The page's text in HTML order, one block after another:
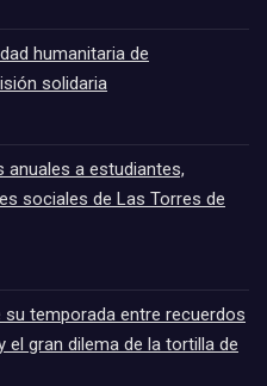
humanitaria de
solidaria
a estudiantes,
sociales de Las Torres de
temporada entre recuerdos
el gran dilema de la tortilla de